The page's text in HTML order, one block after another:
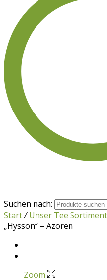
Suchen nach:
Start/ Unser Tee Sortiment
„Hysson“ – Azoren
Zoom